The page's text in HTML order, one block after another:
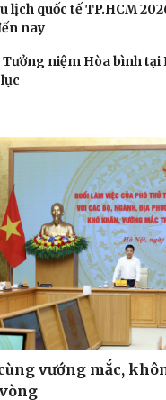
lịch quốc tế TP.HCM
nay
niệm Hòa bình tại
vướng mắc,